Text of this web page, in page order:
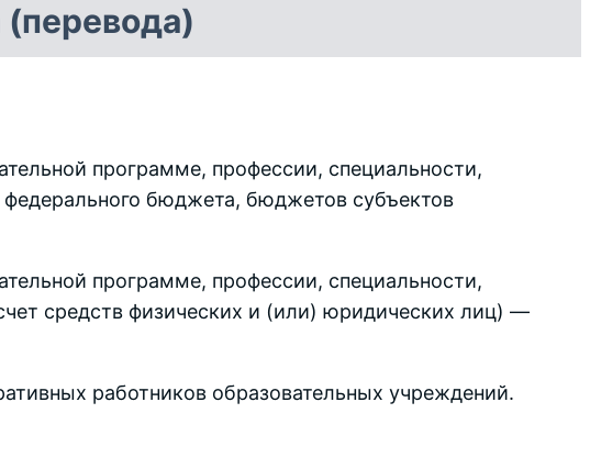
программе, профессии, специальности,
бюджета, бюджетов субъектов
программе, профессии, специальности,
средств физических и (или) юридических лиц) —
работников образовательных учреждений.